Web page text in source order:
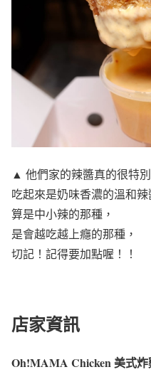
▲ 他們家的辣醬真的很特別
吃起來是奶味香濃的溫和辣
算是中小辣的那種，
是會越吃越上癮的那種，
切記！記得要加點喔！！
店家資訊
Oh!MAMA Chicken 美式